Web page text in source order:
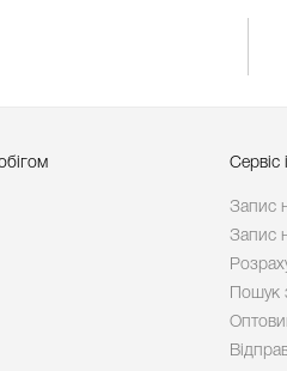
Сервіс
Запис
Запис
Пошук